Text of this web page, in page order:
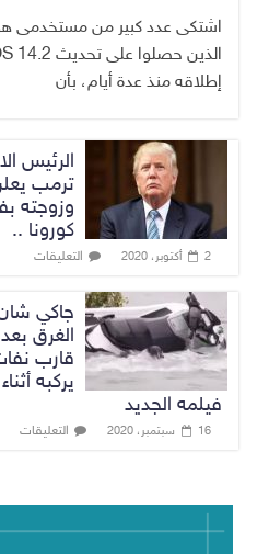
No Comment
اشتكى عدد كبير من مستخدمى
إطلاقه منذ عدة أيام، بأن
الرئيس
ترمب
وزوجته
كورونا ..
2 أكتوبر، 2020 التعليقات
جاكي
الغرق
قارب
يركبه
فيلمه الجديد
16 سبتمبر، 2020 التعليقات